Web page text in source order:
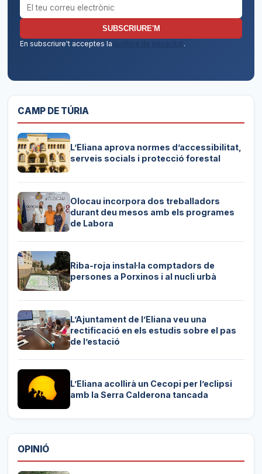
Correu electrònic per al butlletí
SUBSCRIURE'M
En subscriure't acceptes la
política de privacitat.
CAMP DE TÚRIA
L’Eliana aprova normes d’accessibilitat,
serveis socials i protecció forestal
Olocau incorpora dos treballadors
durant deu mesos amb els programes
de Labora
Riba-roja instal·la comptadors de
persones a Porxinos i al nucli urbà
L’Ajuntament de l’Eliana veu una
rectificació en els estudis sobre el pas
de l’estació
L’Eliana acollirà un Cecopi per l’eclipsi
amb la Serra Calderona tancada
OPINIÓ